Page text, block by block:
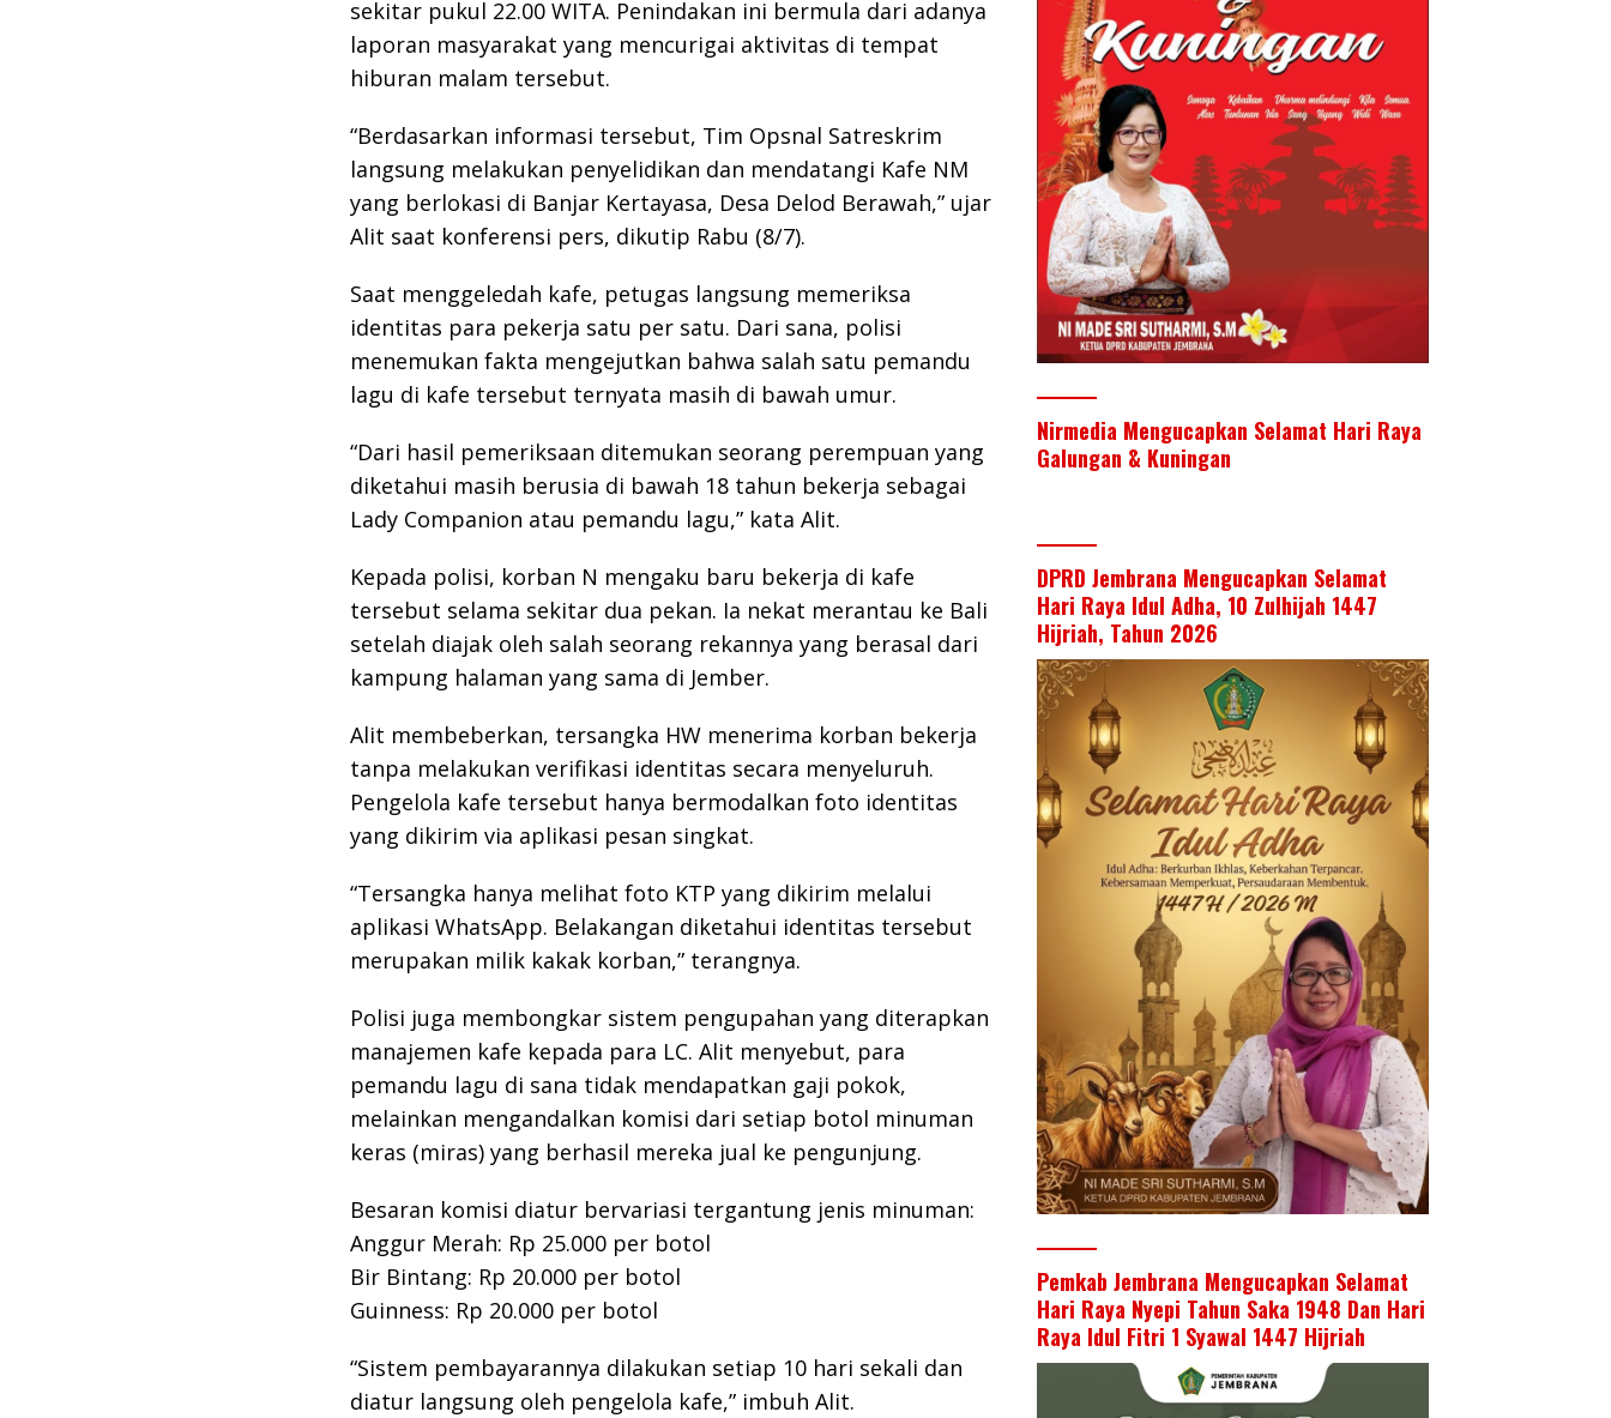
sekitar pukul 22.00 WITA. Penindakan ini bermula dari adanya
laporan masyarakat yang mencurigai aktivitas di tempat
hiburan malam tersebut.
“Berdasarkan informasi tersebut, Tim Opsnal Satreskrim
langsung melakukan penyelidikan dan mendatangi Kafe NM
yang berlokasi di Banjar Kertayasa, Desa Delod Berawah,” ujar
Alit saat konferensi pers, dikutip Rabu (8/7).
Saat menggeledah kafe, petugas langsung memeriksa
identitas para pekerja satu per satu. Dari sana, polisi
menemukan fakta mengejutkan bahwa salah satu pemandu
lagu di kafe tersebut ternyata masih di bawah umur.
“Dari hasil pemeriksaan ditemukan seorang perempuan yang
diketahui masih berusia di bawah 18 tahun bekerja sebagai
Lady Companion atau pemandu lagu,” kata Alit.
Kepada polisi, korban N mengaku baru bekerja di kafe
tersebut selama sekitar dua pekan. Ia nekat merantau ke Bali
setelah diajak oleh salah seorang rekannya yang berasal dari
kampung halaman yang sama di Jember.
Alit membeberkan, tersangka HW menerima korban bekerja
tanpa melakukan verifikasi identitas secara menyeluruh.
Pengelola kafe tersebut hanya bermodalkan foto identitas
yang dikirim via aplikasi pesan singkat.
“Tersangka hanya melihat foto KTP yang dikirim melalui
aplikasi WhatsApp. Belakangan diketahui identitas tersebut
merupakan milik kakak korban,” terangnya.
Polisi juga membongkar sistem pengupahan yang diterapkan
manajemen kafe kepada para LC. Alit menyebut, para
pemandu lagu di sana tidak mendapatkan gaji pokok,
melainkan mengandalkan komisi dari setiap botol minuman
keras (miras) yang berhasil mereka jual ke pengunjung.
Besaran komisi diatur bervariasi tergantung jenis minuman:
Anggur Merah: Rp 25.000 per botol
Bir Bintang: Rp 20.000 per botol
Guinness: Rp 20.000 per botol
“Sistem pembayarannya dilakukan setiap 10 hari sekali dan
diatur langsung oleh pengelola kafe,” imbuh Alit.
Nirmedia Mengucapkan Selamat Hari Raya
Galungan & Kuningan
DPRD Jembrana Mengucapkan Selamat
Hari Raya Idul Adha, 10 Zulhijah 1447
Hijriah, Tahun 2026
Pemkab Jembrana Mengucapkan Selamat
Hari Raya Nyepi Tahun Saka 1948 Dan Hari
Raya Idul Fitri 1 Syawal 1447 Hijriah